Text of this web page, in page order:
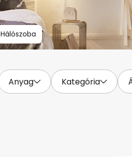
Hálószoba
Anyag Kategória